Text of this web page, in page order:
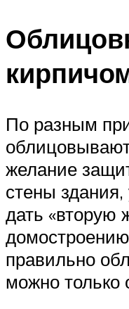
По разным
желание
стены здания,
дать «вторую
правильно
можно только